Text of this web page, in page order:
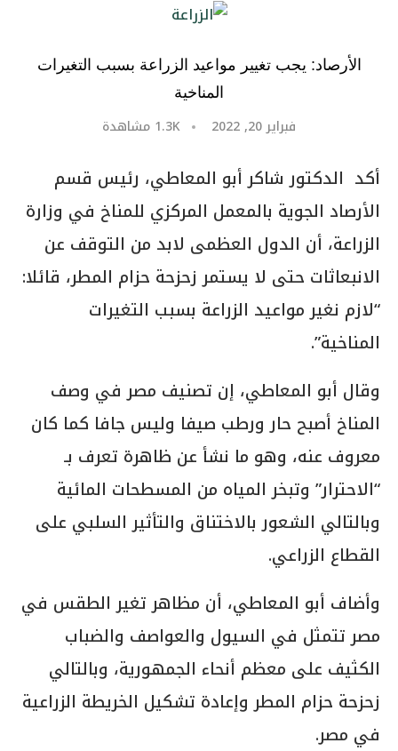
الأرصاد: يجب تغيير مواعيد الزراعة بسبب التغيرات
المناخية
فبراير 20, 2022 1.3K مشاهدة
أكد الدكتور شاكر أبو المعاطي، رئيس قسم
الأرصاد الجوية بالمعمل المركزي للمناخ في وزارة
الزراعة، أن الدول العظمى لابد من التوقف عن
الانبعاثات حتى لا يستمر زحزحة حزام المطر، قائلا:
“لازم نغير مواعيد الزراعة بسبب التغيرات
المناخية”.
وقال أبو المعاطي، إن تصنيف مصر في وصف
المناخ أصبح حار ورطب صيفا وليس جافا كما كان
معروف عنه، وهو ما نشأ عن ظاهرة تعرف بـ
“الاحترار” وتبخر المياه من المسطحات المائية
وبالتالي الشعور بالاختناق والتأثير السلبي على
القطاع الزراعي.
وأضاف أبو المعاطي، أن مظاهر تغير الطقس في
مصر تتمثل في السيول والعواصف والضباب
الكثيف على معظم أنحاء الجمهورية، وبالتالي
زحزحة حزام المطر وإعادة تشكيل الخريطة الزراعية
في مصر.